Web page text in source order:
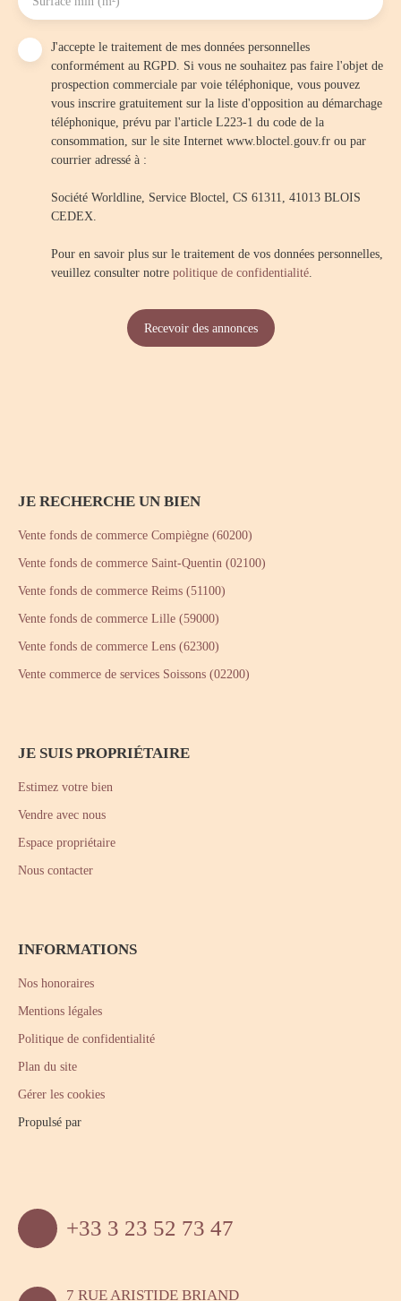
J'accepte le traitement de mes données personnelles
conformément au RGPD. Si vous ne souhaitez pas faire l'objet de
prospection commerciale par voie téléphonique, vous pouvez
vous inscrire gratuitement sur la liste d'opposition au démarchage
téléphonique, prévu par l'article L223-1 du code de la
consommation, sur le site Internet www.bloctel.gouv.fr ou par
courrier adressé à :
Société Worldline, Service Bloctel, CS 61311, 41013 BLOIS
CEDEX.
Pour en savoir plus sur le traitement de vos données personnelles,
veuillez consulter notre politique de confidentialité.
Recevoir des annonces
JE RECHERCHE UN BIEN
Vente fonds de commerce Compiègne (60200)
Vente fonds de commerce Saint-Quentin (02100)
Vente fonds de commerce Reims (51100)
Vente fonds de commerce Lille (59000)
Vente fonds de commerce Lens (62300)
Vente commerce de services Soissons (02200)
JE SUIS PROPRIÉTAIRE
Estimez votre bien
Vendre avec nous
Espace propriétaire
Nous contacter
INFORMATIONS
Nos honoraires
Mentions légales
Politique de confidentialité
Plan du site
Gérer les cookies
Propulsé par
+33 3 23 52 73 47
7 RUE ARISTIDE BRIAND